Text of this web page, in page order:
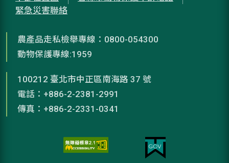
緊急災害聯絡
農產品走私檢舉專線：0800-054300
動物保護專線:1959
100212 臺北市中正區南海路 37 號
電話：+886-2-2381-2991
傳真：+886-2-2331-0341